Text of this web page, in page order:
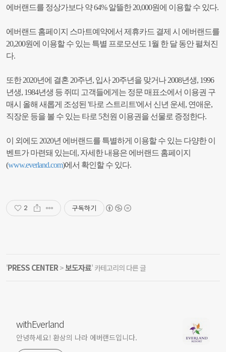
에버랜드를 정상가보다 약 64% 알뜰한 20,000원에 이용할 수 있다.
에버랜드 홈페이지 스마트예약에서 제휴카드 결제 시 에버랜드를
20,200원에 이용할 수 있는 특별 프로모션도 1월 한 달 동안 펼쳐진
다.
또한 2020년에 결혼 20주년, 입사 20주년을 맞거나 2008년생, 1996
년생, 1984년생 등 쥐띠 고객들에게는 정문 매표소에서 이용권 구
매시 올해 새롭게 조성된 '타로 스트리트'에서 신년 운세, 연애운,
직장운 등을 볼 수 있는 타로 5천원 이용권을 선물로 증정한다.
이 외에도 2020년 에버랜드를 특별하게 이용할 수 있는 다양한 이
벤트가 마련돼 있는데, 자세한 내용은 에버랜드 홈페이지
(www.everland.com)에서 확인할 수 있다.
2 구독하기
'PRESS CENTER >보도자료' 카테고리의 다른 글
withEverland
안녕하세요! 환상의 나라 에버랜드입니다.